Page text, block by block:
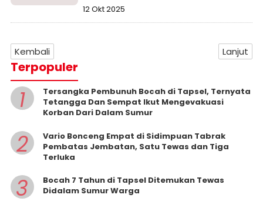
World Class University
12 Okt 2025
Kembali Lanjut
Terpopuler
1
Tersangka Pembunuh Bocah di Tapsel, Ternyata
Tetangga Dan Sempat Ikut Mengevakuasi
Korban Dari Dalam Sumur
2
Vario Bonceng Empat di Sidimpuan Tabrak
Pembatas Jembatan, Satu Tewas dan Tiga
Terluka
3
Bocah 7 Tahun di Tapsel Ditemukan Tewas
Didalam Sumur Warga